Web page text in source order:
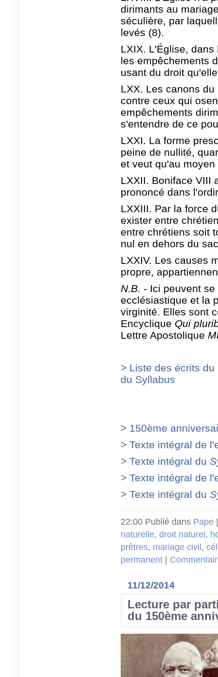
dirimants au
séculière, par
levés (8).
LXIX. L'Église,
les empêchements
usant du droit
LXX. Les canons
contre ceux qui
empêchements
s'entendre de ce
LXXI. La forme
peine de nullité,
et veut qu'au
LXXII. Boniface VIII
prononcé dans
LXXIII. Par la force
exister entre
entre chrétiens soit
nul en dehors du
LXXIV. Les causes
propre,
N.B. - Ici peuvent
ecclésiastique et la
virginité. Elles sont
Encyclique Qui
Lettre Apostolique
> Liste des écrits
du Syllabus
> 150ème
> Texte intégral de
> Texte intégral du
> Texte intégral de
> Texte intégral du
22:00 Publié dans Pape
naturelle, droit naturel ,
prêtres, mariage civil ,
permanent
11/12/2014
Lecture par
du 150ème